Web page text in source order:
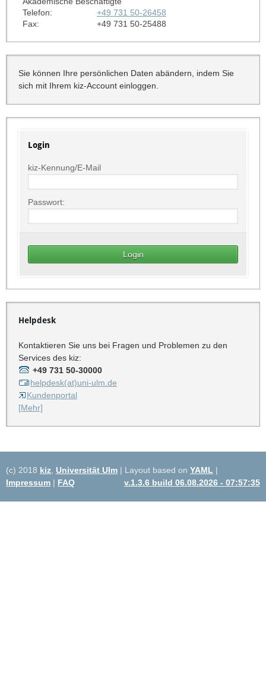
Telefon:
+49 731 50-26458
Fax:
+49 731 50-25488
Sie können Ihre persönlichen Daten abändern, indem Sie
sich mit Ihrem kiz-Account einloggen.
Login
kiz-Kennung/E-Mail
Passwort:
Helpdesk
Kontaktieren Sie uns bei Fragen und Problemen zu den
Services des kiz:
+49 731 50-30000
helpdesk(at)uni-ulm.de
Kundenportal
[Mehr]
(c) 2018 kiz Universität Ulm | Layout based on YAML |
Impressum | FAQ v.1.3.6 build 06.08.2026 - 07:57:35